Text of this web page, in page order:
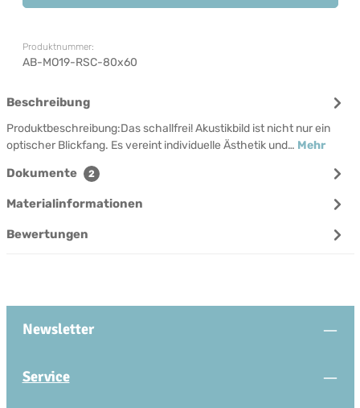
Produktnummer:
AB-MO19-RSC-80x60
Beschreibung
Produktbeschreibung:Das schallfrei! Akustikbild ist nicht nur ein
optischer Blickfang. Es vereint individuelle Ästhetik und… Mehr
Dokumente 2
Materialinformationen
Bewertungen
Newsletter
Service